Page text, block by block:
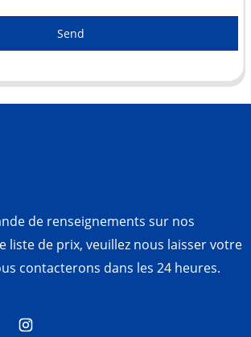
Send
de renseignements sur nos
liste de prix, veuillez nous laisser votre
contacterons dans les 24 heures.